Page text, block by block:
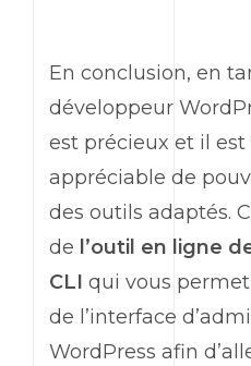
En conclusion, en
développeur
est précieux et il
appréciable de
des outils adaptés.
de l’outil en ligne
CLI qui vous
de l’interface
WordPress afin